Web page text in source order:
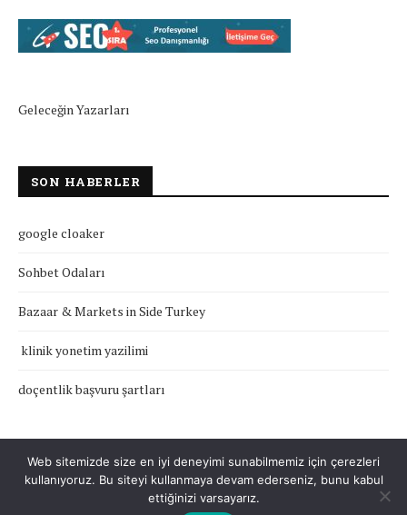
Geleceğin Yazarları
SON HABERLER
google cloaker
Sohbet Odaları
Bazaar & Markets in Side Turkey
klinik yonetim yazilimi
doçentlik başvuru şartları
Gizlilik Politikası Hakkımızda
Web sitemizde size en iyi deneyimi sunabilmemiz için çerezleri
kullanıyoruz. Bu siteyi kullanmaya devam ederseniz, bunu kabul
ettiğinizi varsayarız.